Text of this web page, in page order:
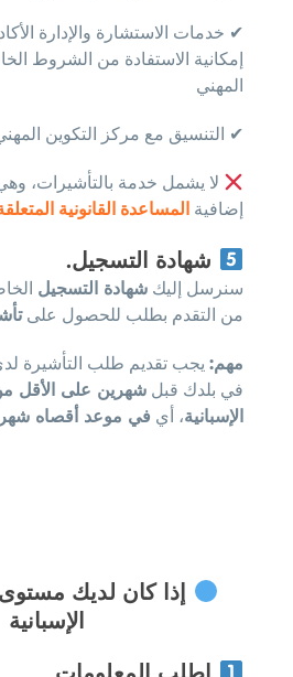
✔ خدمات الاستشارة والإدارة
إمكانية الاستفادة من الشروط
المهني
✔ التنسيق مع مركز التكوين المهني
لا يشمل خدمة بالتأشيرات،
إضافية المساعدة القانونية المتعلقة
شهادة التسجيل.
سنرسل إليك شهادة التسجيل
من التقدم بطلب للحصول على
مهم:يجب تقديم طلب التأشيرة لدى
في بلدك قبل شهرين على الأقل من
الإسبانية، أي في موعد أقصاه شهر
الإسبانية